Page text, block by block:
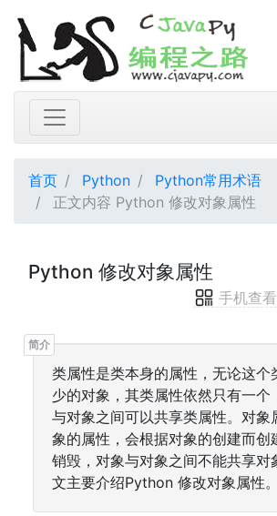
首页 Python
Python常用术语
正文内容 Python 修改对象属性
Python 修改对象属性
手机查看
类属性是类本身的属性，无论这个
少的对象，其类属性依然只有一个
与对象之间可以共享类属性。对象
象的属性，会根据对象的创建而创
销毁，对象与对象之间不能共享对
文主要介绍Python 修改对象属性。